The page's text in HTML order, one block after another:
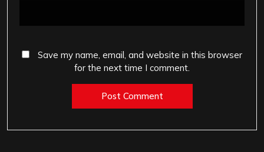
Save my name, email, and website in this browser
for the next time I comment.